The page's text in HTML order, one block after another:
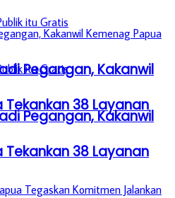
Pegangan, Kakanwil
38 Layanan
Pegangan, Kakanwil
38 Layanan